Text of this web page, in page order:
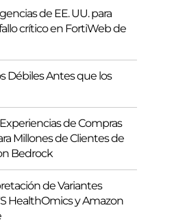
de EE. UU. para
crítico en FortiWeb de
Débiles Antes que los
de Compras
Millones de Clientes de
Bedrock
de Variantes
HealthOmics y Amazon